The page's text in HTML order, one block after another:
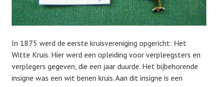
e
b
r
a
r
2
In 1875 werd de eerste kruisvereniging opgericht: Het
Witte Kruis. Hier werd een opleiding voor verpleegsters en
verplegers gegeven, die een jaar duurde. Het bijbehorende
insigne was een wit benen kruis. Aan dit insigne is een